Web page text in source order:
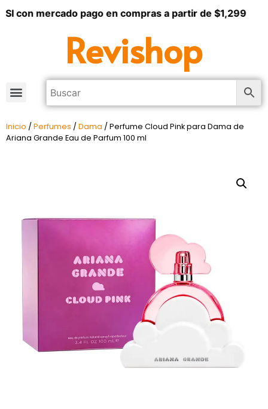
con mercado pago en compras a partir de $1,299
Revishop
Inicio / Perfumes / Dama / Perfume Cloud Pink para Dama de
Ariana Grande Eau de Parfum 100 ml